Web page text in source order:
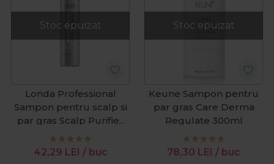
Stoc epuizat
Londa Professional
Sampon pentru scalp si
par gras Scalp Purifier
250ml
42,29 LEI / buc
Stoc epuizat
Keune Sampon pentru
par gras Care Derma
Regulate 300ml
78,30 LEI / buc